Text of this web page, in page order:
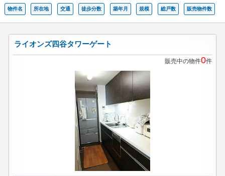
物件名 所在地 交通 徒歩分数 築年月 規模 総戸数 販売物件数
ライオンズ四谷タワーゲート
販売中の物件0件